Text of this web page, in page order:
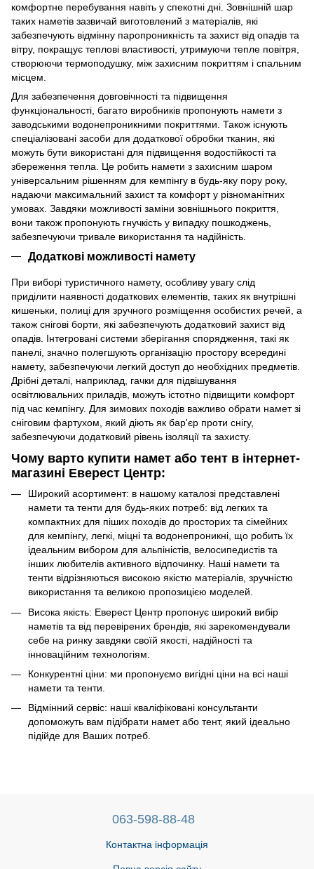
комфортне перебування навіть у спекотні дні. Зовнішній шар
таких наметів зазвичай виготовлений з матеріалів, які
забезпечують відмінну паропроникність та захист від опадів та
вітру, покращує теплові властивості, утримуючи тепле повітря,
створюючи термоподушку, між захисним покриттям і спальним
місцем.
Для забезпечення довговічності та підвищення
функціональності, багато виробників пропонують намети з
заводськими водонепроникними покриттями. Також існують
спеціалізовані засоби для додаткової обробки тканин, які
можуть бути використані для підвищення водостійкості та
збереження тепла. Це робить намети з захисним шаром
універсальним рішенням для кемпінгу в будь-яку пору року,
надаючи максимальний захист та комфорт у різноманітних
умовах. Завдяки можливості заміни зовнішнього покриття,
вони також пропонують гнучкість у випадку пошкоджень,
забезпечуючи тривале використання та надійність.
Додаткові можливості намету
При виборі туристичного намету, особливу увагу слід
приділити наявності додаткових елементів, таких як внутрішні
кишеньки, полиці для зручного розміщення особистих речей, а
також снігові борти, які забезпечують додатковий захист від
опадів. Інтегровані системи зберігання спорядження, такі як
панелі, значно полегшують організацію простору всередині
намету, забезпечуючи легкий доступ до необхідних предметів.
Дрібні деталі, наприклад, гачки для підвішування
освітлювальних приладів, можуть істотно підвищити комфорт
під час кемпінгу. Для зимових походів важливо обрати намет зі
сніговим фартухом, який діють як бар'єр проти снігу,
забезпечуючи додатковий рівень ізоляції та захисту.
Чому варто купити намет або тент в інтернет-
магазині Еверест Центр:
Широкий асортимент: в нашому каталозі представлені
намети та тенти для будь-яких потреб: від легких та
компактних для піших походів до просторих та сімейних
для кемпінгу, легкі, міцні та водонепроникні, що робить їх
ідеальним вибором для альпіністів, велосипедистів та
інших любителів активного відпочинку. Наші намети та
тенти відрізняються високою якістю матеріалів, зручністю
використання та великою пропозицією моделей.
Висока якість: Еверест Центр пропонує широкий вибір
наметів та від перевірених брендів, які зарекомендували
себе на ринку завдяки своїй якості, надійності та
інноваційним технологіям.
Конкурентні ціни: ми пропонуємо вигідні ціни на всі наші
намети та тенти.
Відмінний сервіс: наші кваліфіковані консультанти
допоможуть вам підібрати намет або тент, який ідеально
підійде для Ваших потреб.
063-598-88-48
Контактна інформація